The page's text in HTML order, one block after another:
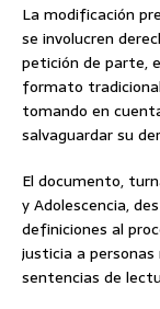
La modificación
se involucren
petición de parte,
formato
tomando en
salvaguardar su
El documento,
y Adolescencia,
definiciones al
justicia a
sentencias de